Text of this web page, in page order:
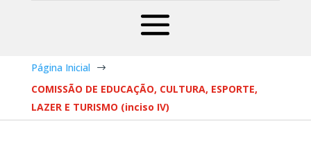
Página Inicial $
COMISSÃO DE EDUCAÇÃO, CULTURA, ESPORTE,
LAZER E TURISMO (inciso IV)